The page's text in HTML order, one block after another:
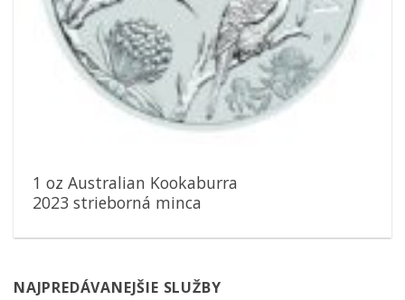
1 oz Australian Kookaburra
2023 strieborná minca
NAJPREDÁVANEJŠIE SLUŽBY